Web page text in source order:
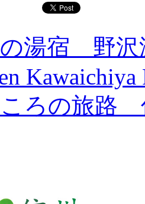
湯宿 野沢
Kawaichiya
ころの旅路